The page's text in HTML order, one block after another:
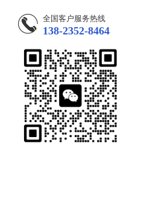
全国客户服务热线
138-2352-8464